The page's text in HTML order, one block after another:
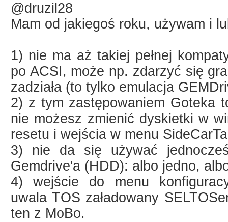
@druzil28
Mam od jakiegoś roku, używam i
1) nie ma aż takiej pełnej
po ACSI, może np. zdarzyć się
zadziała (to tylko emulacja
2) z tym zastępowaniem Goteka
nie możesz zmienić dyskietki w
resetu i wejścia w menu
3) nie da się używać
Gemdrive'a (HDD): albo jedno,
4) wejście do menu
uwala TOS załadowany
ten z MoBo.